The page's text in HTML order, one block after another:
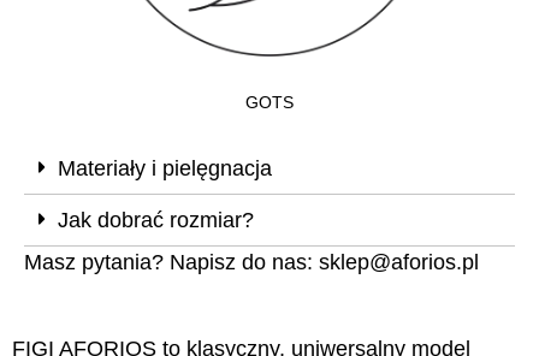
GOTS
Materiały i pielęgnacja
Jak dobrać rozmiar?
Masz pytania? Napisz do nas: sklep@aforios.pl
FIGI AFORIOS to klasyczny, uniwersalny model